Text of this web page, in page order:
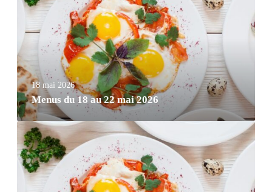
18 mai 2026
Menus du 18 au 22 mai 2026